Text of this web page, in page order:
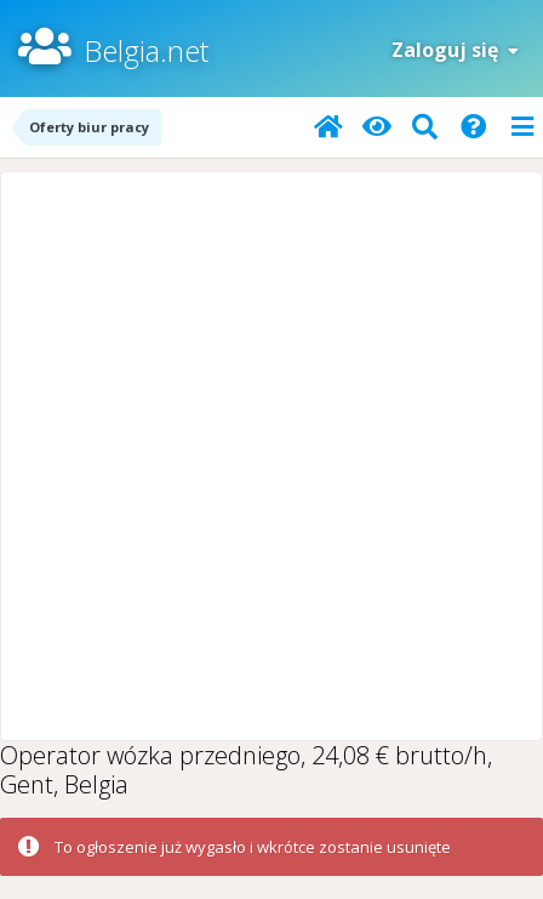
Belgia.net Zaloguj się
Oferty biur pracy
Operator wózka przedniego, 24,08 € brutto/h,
Gent, Belgia
To ogłoszenie już wygasło i wkrótce zostanie usunięte